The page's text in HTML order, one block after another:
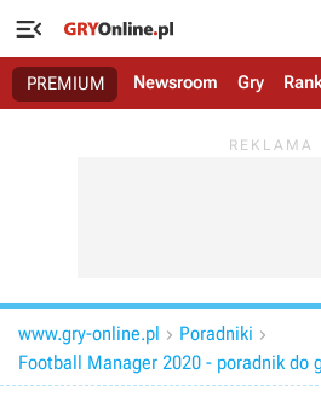

PREMIUM Newsroom Gry
www.gry-online.pl  Poradniki 
Football Manager 2020 - poradnik do